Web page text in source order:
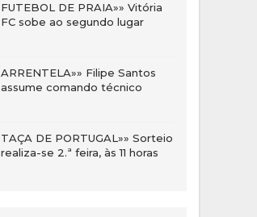
FUTEBOL DE PRAIA»» Vitória
FC sobe ao segundo lugar
ARRENTELA»» Filipe Santos
assume comando técnico
TAÇA DE PORTUGAL»» Sorteio
realiza-se 2.ª feira, às 11 horas